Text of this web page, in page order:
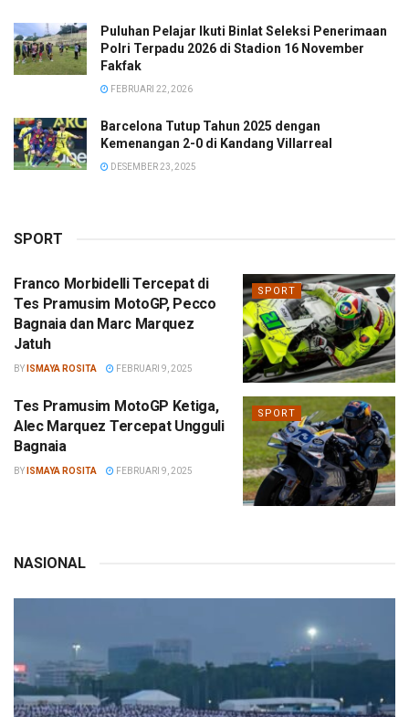
Puluhan Pelajar Ikuti Binlat Seleksi Penerimaan
Polri Terpadu 2026 di Stadion 16 November
Fakfak
FEBRUARI 22, 2026
Barcelona Tutup Tahun 2025 dengan
Kemenangan 2-0 di Kandang Villarreal
DESEMBER 23, 2025
SPORT
SPORT
Franco Morbidelli Tercepat di
Tes Pramusim MotoGP, Pecco
Bagnaia dan Marc Marquez
Jatuh
BY ISMAYA ROSITA FEBRUARI 9, 2025
SPORT
Tes Pramusim MotoGP Ketiga,
Alec Marquez Tercepat Ungguli
Bagnaia
BY ISMAYA ROSITA FEBRUARI 9, 2025
NASIONAL